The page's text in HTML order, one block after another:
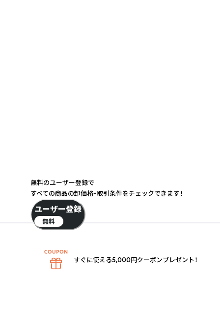
無料のユーザー登録で
すべての商品の卸価格・取引条件をチェックできます！
ユーザー登録
無料
すぐに使える5,000円クーポンプレゼント！